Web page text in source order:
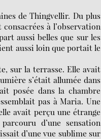
de Thingvellir. Du plus
à l’observation
aussi belles que sur les
aussi loin que portait le
sur la terrasse. Elle avait
s’était allumée dans
posée dans la chambre
pas à Maria. Une
avait perçu une étrange
d’une sensation
d’une vue sublime sur